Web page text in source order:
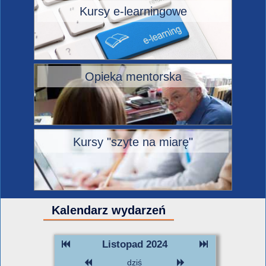
Kursy e-learningowe
Opieka mentorska
Kursy "szyte na miarę"
Kalendarz wydarzeń
Listopad 2024
dziś